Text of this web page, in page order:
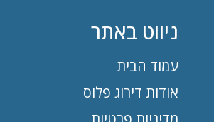
ניווט באתר
עמוד הבית
אודות דירוג פלוס